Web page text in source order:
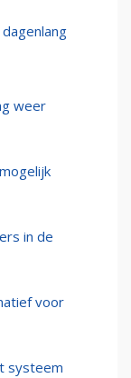
weer
in de
voor
systeem